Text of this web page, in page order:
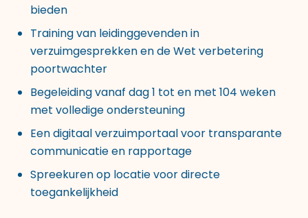
bieden
Training van leidinggevenden in
verzuimgesprekken en de Wet verbetering
poortwachter
Begeleiding vanaf dag 1 tot en met 104 weken
met volledige ondersteuning
Een digitaal verzuimportaal voor transparante
communicatie en rapportage
Spreekuren op locatie voor directe
toegankelijkheid